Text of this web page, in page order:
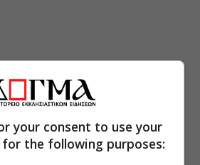
your consent to use your
the following purposes: